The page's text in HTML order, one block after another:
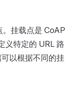
。挂载点是 CoAP
义特定的 URL 路
以根据不同的挂